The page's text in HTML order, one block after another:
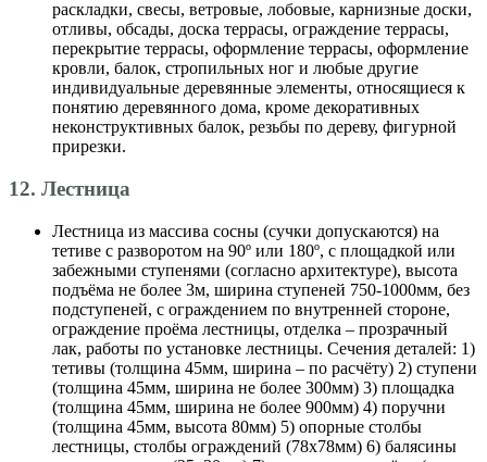
раскладки, свесы, ветровые, лобовые, карнизные доски,
отливы, обсады, доска террасы, ограждение террасы,
перекрытие террасы, оформление террасы, оформление
кровли, балок, стропильных ног и любые другие
индивидуальные деревянные элементы, относящиеся к
понятию деревянного дома, кроме декоративных
неконструктивных балок, резьбы по дереву, фигурной
прирезки.
12. Лестница
Лестница из массива сосны (сучки допускаются) на
тетиве с разворотом на 90º или 180º, с площадкой или
забежными ступенями (согласно архитектуре), высота
подъёма не более 3м, ширина ступеней 750-1000мм, без
подступеней, с ограждением по внутренней стороне,
ограждение проёма лестницы, отделка – прозрачный
лак, работы по установке лестницы. Сечения деталей: 1)
тетивы (толщина 45мм, ширина – по расчёту) 2) ступени
(толщина 45мм, ширина не более 300мм) 3) площадка
(толщина 45мм, ширина не более 900мм) 4) поручни
(толщина 45мм, высота 80мм) 5) опорные столбы
лестницы, столбы ограждений (78х78мм) 6) балясины